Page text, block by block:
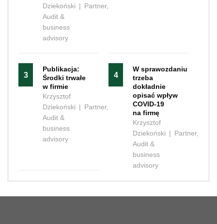
Dziekoński | Partner,
Audit &
business
advisory
3
Publikacja:
Środki trwałe
w firmie
Krzysztof
Dziekoński | Partner,
Audit &
business
advisory
4
W sprawozdaniu
trzeba
dokładnie
opisać wpływ
COVID-19
na firmę
Krzysztof
Dziekoński | Partner,
Audit &
business
advisory